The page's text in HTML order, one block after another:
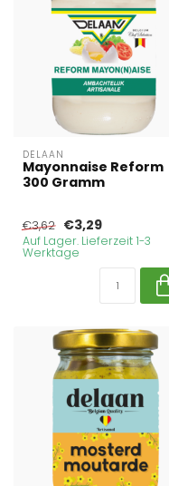
DELAAN
Mayonnaise Reform
300 Gramm
€3,62 €3,29
Auf Lager. Lieferzeit 1-3
Werktage